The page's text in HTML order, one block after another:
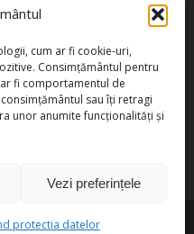
cum ar fi cookie-uri,
Consimțământul pentru
fi comportamentul de
sau îți retragi
unor anumite funcționalități și
Vezi preferințele
protectia datelor
tiktok phoneemail